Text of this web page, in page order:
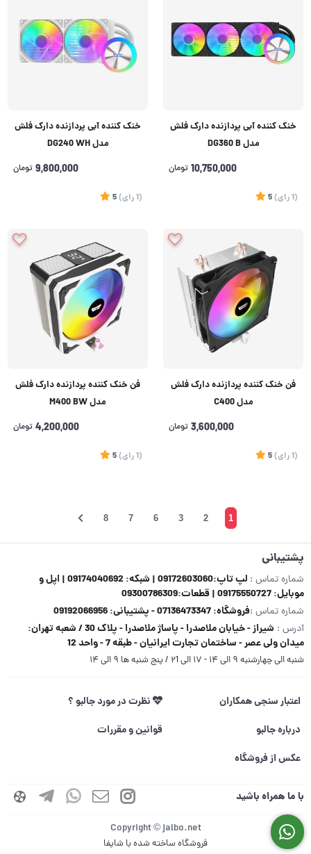
خنک کننده آبی پردازنده دارک فلش
مدل DG360 B
10,750,000 تومان
(1 رای)
5
خنک کننده آبی پردازنده دارک فلش
مدل DG240 WH
9,800,000 تومان
(1 رای)
5
فن خنک کننده پردازنده دارک فلش
مدل C400
3,600,000 تومان
(1 رای)
5
فن خنک کننده پردازنده دارک فلش
مدل M400 BW
4,200,000 تومان
(1 رای)
5
1
2
3
6
7
8
پشتیبانی
شماره تماس :
لپ تاپ:09172603060 | شبکه: 09174040692 | اپل و
موبایل: 09175550727 | قطعات:09300786309
شماره تماس :فروشگاه: 07136473347 - پشتیبانی: 09192066956
آدرس :
شیراز - خیابان ملاصدرا - پاساژ ملاصدرا - پلاک 30 / شعبه تهران:
میدان ولی عصر - ساختمان تجارت ایرانیان - طبقه 7 - واحد 12
شنبه الی چهارشنبه ۹ الی ۱۴ - ۱۷ الی ۲1 / پنج شنبه ها ۹ الی ۱۴
اعتبار سنجی همکاران
نظرت در مورد جالبو ؟
درباره جالبو
قوانین و مقررات
عکس از فروشگاه
با ما همراه باشید
Copyright © jalbo.net
فروشگاه ساخته شده با شاپفا